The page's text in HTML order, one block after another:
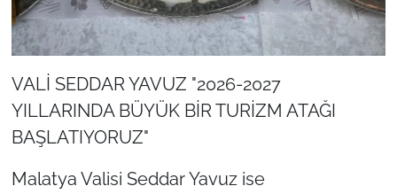
VALİ SEDDAR YAVUZ "2026-2027
YILLARINDA BÜYÜK BİR TURİZM ATAĞI
BAŞLATIYORUZ"
Malatya Valisi Seddar Yavuz ise